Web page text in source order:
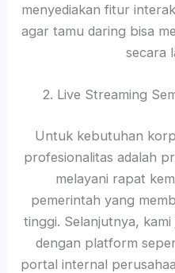
menyediakan fitur
agar tamu daring bisa
secara
2. Live Streaming
Untuk kebutuhan
profesionalitas adalah
melayani rapat
pemerintah yang
tinggi. Selanjutnya,
dengan platform
portal internal